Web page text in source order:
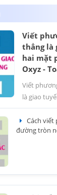
Viết
thẳng là
hai mặt
Oxyz -
Viết
là giao
Cách
đường tròn